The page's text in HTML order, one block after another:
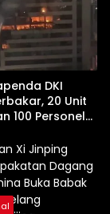
DKI
20 Unit
100 Personel